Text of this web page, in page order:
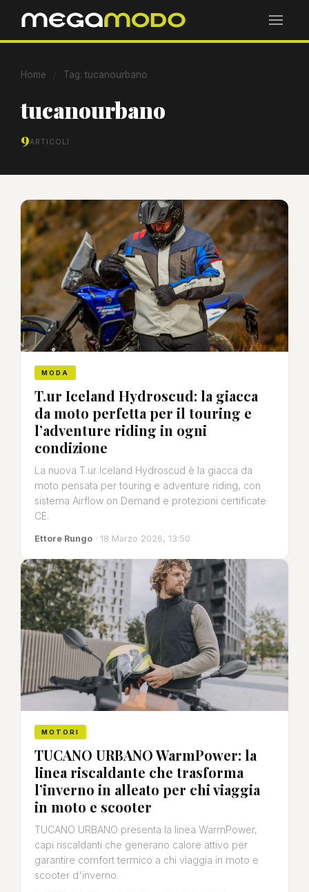
Home Tag: tucanourbano
tucanourbano
9ARTICOLI
MODA
T.ur Iceland Hydroscud: la giacca
da moto perfetta per il touring e
l’adventure riding in ogni
condizione
La nuova T.ur Iceland Hydroscud è la giacca da
moto pensata per touring e adventure riding, con
sistema Airflow on Demand e protezioni certificate
CE.
Ettore Rungo · 18 Marzo 2026, 13:50
MOTORI
TUCANO URBANO WarmPower: la
linea riscaldante che trasforma
l’inverno in alleato per chi viaggia
in moto e scooter
TUCANO URBANO presenta la linea WarmPower,
capi riscaldanti che generano calore attivo per
garantire comfort termico a chi viaggia in moto e
scooter d'inverno.